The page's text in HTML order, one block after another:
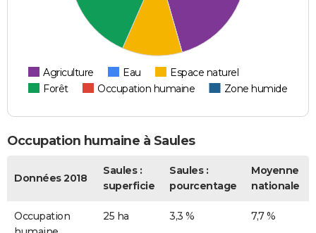
Agriculture Eau
Espace naturel
Forêt
Occupation humaine Zone humide
Occupation humaine à Saules
Données 2018
Saules :
superficie
Saules :
pourcentage
Moyenne
nationale
Occupation
25 ha 3,3 % 7,7 %